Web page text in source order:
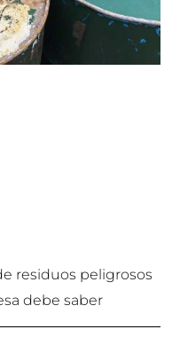
residuos peligrosos
debe saber